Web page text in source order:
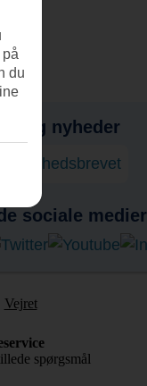
og nyheder
på nyhedsbrevet
sociale medier
Vejret
spørgsmål
du